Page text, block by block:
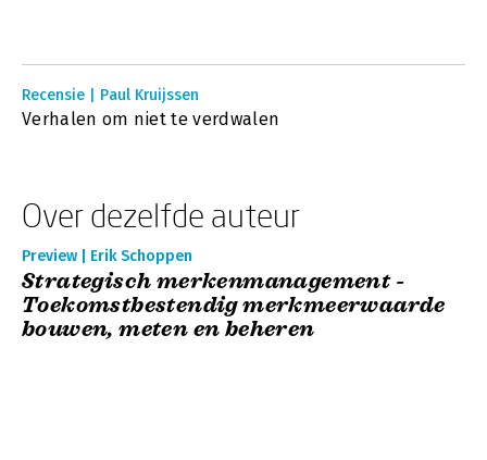
Recensie | Paul Kruijssen
Verhalen om niet te verdwalen
Over dezelfde auteur
Preview | Erik Schoppen
Strategisch merkenmanagement -
Toekomstbestendig merkmeerwaarde
bouwen, meten en beheren